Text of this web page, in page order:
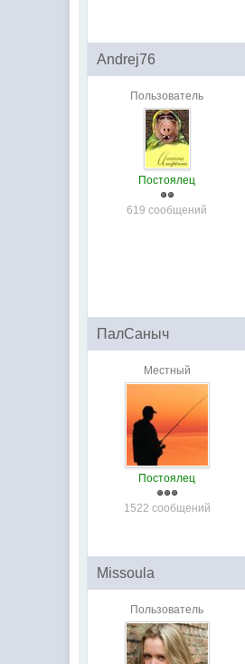
Andrej76
Пользователь
Постоялец
619 сообщений
ПалСаныч
Местный
Постоялец
1522 сообщений
Missoula
Пользователь